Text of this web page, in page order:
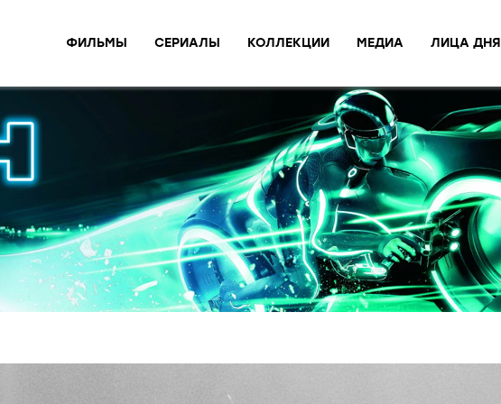
ФИЛЬМЫ СЕРИАЛЫ КОЛЛЕКЦИИ МЕДИА ЛИЦА ДНЯ